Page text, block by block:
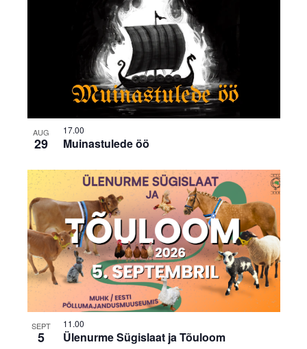
AUG
29 Muinastulede öö
17.00
SEPT
5 Ülenurme Sügislaat ja Tõuloom
11.00